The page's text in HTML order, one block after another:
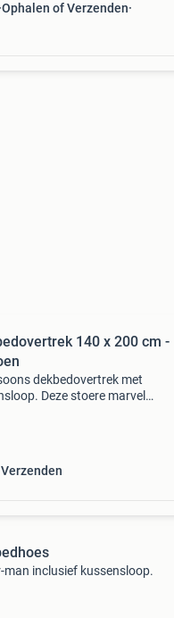
Ophalen of Verzenden
140 x 200 cm -
dekbedovertrek met
Deze stoere marvel
man inclusief kussensloop.